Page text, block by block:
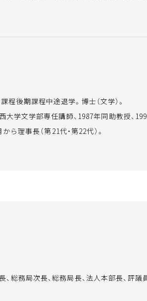
後期課程中途退学。博士（文学）。
学文学部専任講師、1987年同助教授、
ら理事長（第21代・第22代）。
総務局次長、総務局長、法人本部長、評議